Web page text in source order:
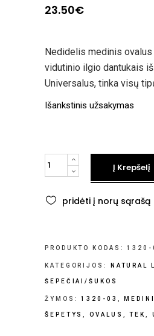
23.50€
Nedidelis medinis
vidutinio ilgio dantukais
Universalus, tinka visų
Išankstinis užsakymas
kiekis
Į Krepšelį
pridėti į norų sąrašą
PRODUKTO KODAS:1320-
KATEGORIJOS: NATURAL
ŠEPEČIAI/ŠUKOS
ŽYMOS:1320-03 ,
ŠEPETYS,OVALUS ,TEK,